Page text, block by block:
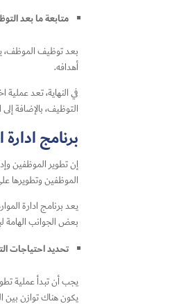
متابعة ما بعد
بعد توظيف الموظف،
أهدافه.
في النهاية، تعد
التوظيف، بالإضافة
برنامج
إن تطوير الموظفين
الموظفين وتطويرها
يعد برنامج ادارة
بعض الجوانب الهامة
تحديد احتياجات
يجب أن تبدأ عملية
يكون هناك توازن بين